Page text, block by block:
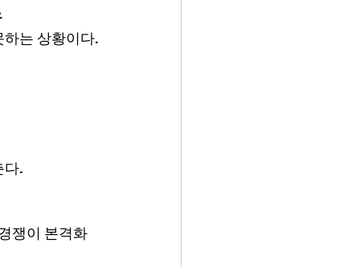
는 상황이다.
다.
쟁이 본격화